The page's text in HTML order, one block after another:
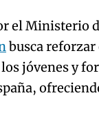
el Ministerio
busca reforzar
jóvenes y